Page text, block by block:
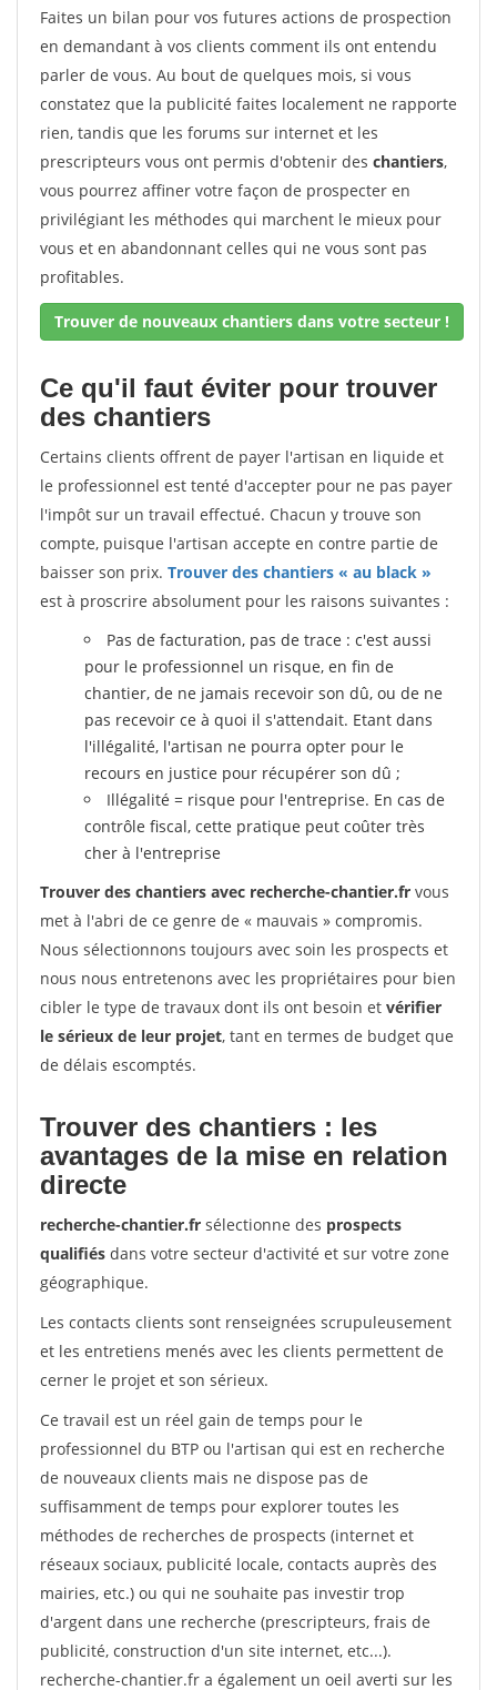
Faites un bilan pour vos futures actions de prospection
en demandant à vos clients comment ils ont entendu
parler de vous. Au bout de quelques mois, si vous
constatez que la publicité faites localement ne rapporte
rien, tandis que les forums sur internet et les
prescripteurs vous ont permis d'obtenir des chantiers,
vous pourrez affiner votre façon de prospecter en
privilégiant les méthodes qui marchent le mieux pour
vous et en abandonnant celles qui ne vous sont pas
profitables.
Trouver de nouveaux chantiers dans votre secteur !
Ce qu'il faut éviter pour trouver
des chantiers
Certains clients offrent de payer l'artisan en liquide et
le professionnel est tenté d'accepter pour ne pas payer
l'impôt sur un travail effectué. Chacun y trouve son
compte, puisque l'artisan accepte en contre partie de
baisser son prix. Trouver des chantiers « au black »
est à proscrire absolument pour les raisons suivantes :
Pas de facturation, pas de trace : c'est aussi
pour le professionnel un risque, en fin de
chantier, de ne jamais recevoir son dû, ou de ne
pas recevoir ce à quoi il s'attendait. Etant dans
l'illégalité, l'artisan ne pourra opter pour le
recours en justice pour récupérer son dû ;
Illégalité = risque pour l'entreprise. En cas de
contrôle fiscal, cette pratique peut coûter très
cher à l'entreprise
Trouver des chantiers avec recherche-chantier.fr vous
met à l'abri de ce genre de « mauvais » compromis.
Nous sélectionnons toujours avec soin les prospects et
nous nous entretenons avec les propriétaires pour bien
cibler le type de travaux dont ils ont besoin et vérifier
le sérieux de leur projet, tant en termes de budget que
de délais escomptés.
Trouver des chantiers : les
avantages de la mise en relation
directe
recherche-chantier.fr sélectionne des prospects
qualifiés dans votre secteur d'activité et sur votre zone
géographique.
Les contacts clients sont renseignées scrupuleusement
et les entretiens menés avec les clients permettent de
cerner le projet et son sérieux.
Ce travail est un réel gain de temps pour le
professionnel du BTP ou l'artisan qui est en recherche
de nouveaux clients mais ne dispose pas de
suffisamment de temps pour explorer toutes les
méthodes de recherches de prospects (internet et
réseaux sociaux, publicité locale, contacts auprès des
mairies, etc.) ou qui ne souhaite pas investir trop
d'argent dans une recherche (prescripteurs, frais de
publicité, construction d'un site internet, etc...).
recherche-chantier.fr a également un oeil averti sur les